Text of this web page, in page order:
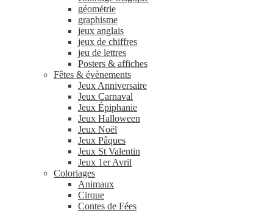
géométrie
graphisme
jeux anglais
jeux de chiffres
jeu de lettres
Posters & affiches
Fêtes & évènements
Jeux Anniversaire
Jeux Carnaval
Jeux Épiphanie
Jeux Halloween
Jeux Noël
Jeux Pâques
Jeux St Valentin
Jeux 1er Avril
Coloriages
Animaux
Cirque
Contes de Fées